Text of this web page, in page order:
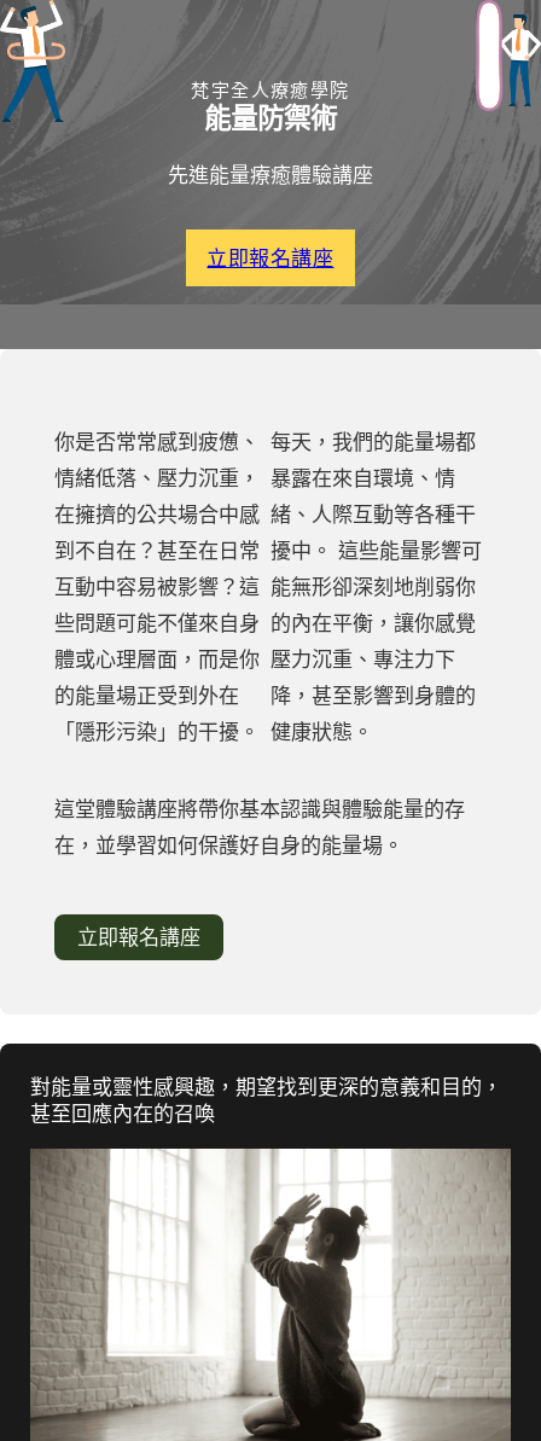
能量防禦術
梵宇全人療癒學院
先進能量療癒體驗講座
立即報名講座
你是否常常感到疲憊、
情緒低落、壓力沉重，
在擁擠的公共場合中感
到不自在？甚至在日常
互動中容易被影響？這
些問題可能不僅來自身
體或心理層面，而是你
的能量場正受到外在
「隱形污染」的干擾。
每天，我們的能量場都
暴露在來自環境、情
緒、人際互動等各種干
擾中。 這些能量影響可
能無形卻深刻地削弱你
的內在平衡，讓你感覺
壓力沉重、專注力下
降，甚至影響到身體的
健康狀態。
這堂體驗講座將帶你基本認識與體驗能量的存
在，並學習如何保護好自身的能量場。
立即報名講座
對能量或靈性感興趣，期望找到更深的意義和目的，
甚至回應內在的召喚